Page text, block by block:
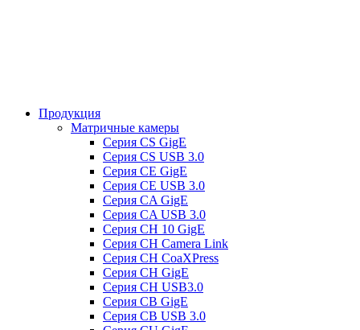
Продукция
Матричные камеры
Серия CS GigE
Серия CS USB 3.0
Серия CE GigE
Серия CE USB 3.0
Серия CA GigE
Серия CA USB 3.0
Серия CH 10 GigE
Серия CH Camera Link
Серия CH CoaXPress
Серия CH GigE
Серия CH USB3.0
Серия CB GigE
Серия CB USB 3.0